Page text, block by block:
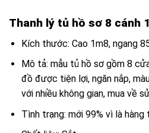
Thanh lý tủ hồ sơ 8 cánh
Kích thước: Cao 1m8, ngang
Mô tả: mẫu tủ hồ sơ gồm 8
đồ được tiện lợi, ngăn nắp,
với nhiều không gian, mua về
Tình trạng: mới 99% vì là